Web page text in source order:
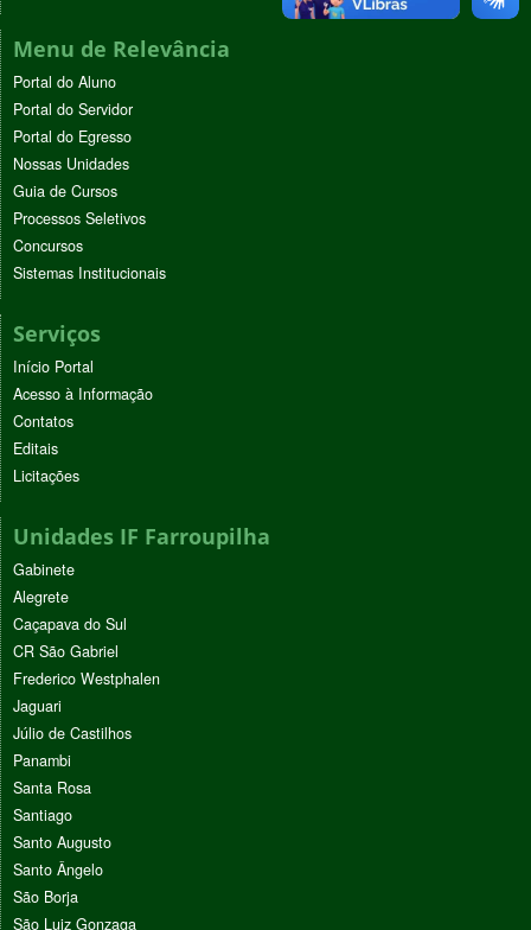
Menu de Relevância
Portal do Aluno
Portal do Servidor
Portal do Egresso
Nossas Unidades
Guia de Cursos
Processos Seletivos
Concursos
Sistemas Institucionais
Serviços
Início Portal
Acesso à Informação
Contatos
Editais
Licitações
Unidades IF Farroupilha
Gabinete
Alegrete
Caçapava do Sul
CR São Gabriel
Frederico Westphalen
Jaguari
Júlio de Castilhos
Panambi
Santa Rosa
Santiago
Santo Augusto
Santo Ângelo
São Borja
São Luiz Gonzaga